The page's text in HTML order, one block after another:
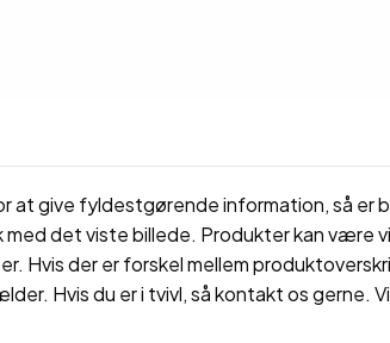
at give fyldestgørende information, så er
det viste billede. Produkter kan være
Hvis der er forskel mellem
Hvis du er i tvivl, så kontakt os gerne.